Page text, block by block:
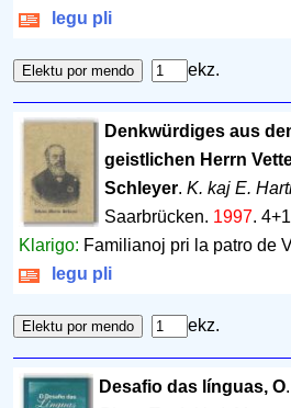
legu pli
ekz.
Denkwürdiges aus
geistlichen Herrn
Schleyer. K. kaj E.
Saarbrücken. 1997.
Klarigo: Familianoj pri la patro de
legu pli
ekz.
Desafio das línguas, O